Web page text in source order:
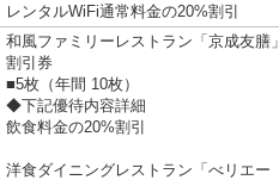
レンタルWiFi通常料金の20%割引
和風ファミリーレストラン「京成友膳」
割引券
■5枚（年間 10枚）
◆下記優待内容詳細
飲食料金の20%割引
洋食ダイニングレストラン「べリエー